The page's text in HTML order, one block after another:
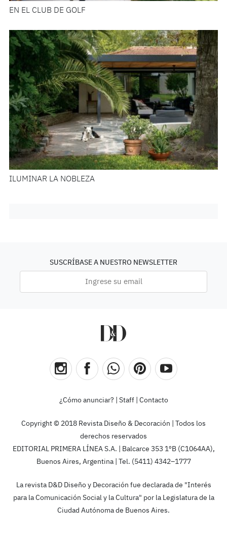
EN EL CLUB DE GOLF
ILUMINAR LA NOBLEZA
SUSCRÍBASE A NUESTRO NEWSLETTER
¿Cómo anunciar? Staff| Contacto
Copyright © 2018 Revista Diseño & Decoración | Todos los
derechos reservados
EDITORIAL PRIMERA LÍNEA S.A. | Balcarce 353 1ºB (C1064AA),
Buenos Aires, Argentina | Tel. (5411) 4342–1777
La revista D&D Diseño y Decoración fue declarada de "Interés
para la Comunicación Social y la Cultura" por la Legislatura de la
Ciudad Autónoma de Buenos Aires.